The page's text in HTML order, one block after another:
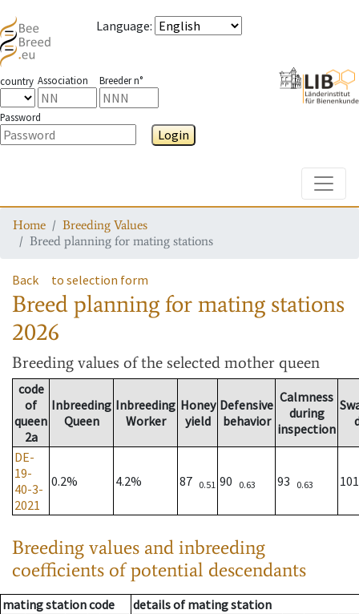
Language:
country Association Breeder n°
Password
Login
Home
Breeding Values
Breed planning for mating stations
Back to selection form
Breed planning for mating stations
2026
Breeding values of the selected mother queen
code
of
queen
2a
Inbreeding
Queen
Inbreeding
Worker
Honey
yield
Defensive
behavior
Calmness
during
inspection
DE-
19-
40-3-
2021
0.2% 4.2% 87 0.51 90 0.63 93 0.63
Breeding values and inbreeding
coefficients of potential descendants
mating station code details of mating station